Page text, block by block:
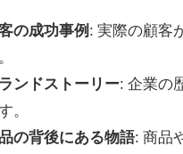
の成功事例 : 実際の顧客
ンドストーリー: 企業の
。
の背後にある物語: 商品